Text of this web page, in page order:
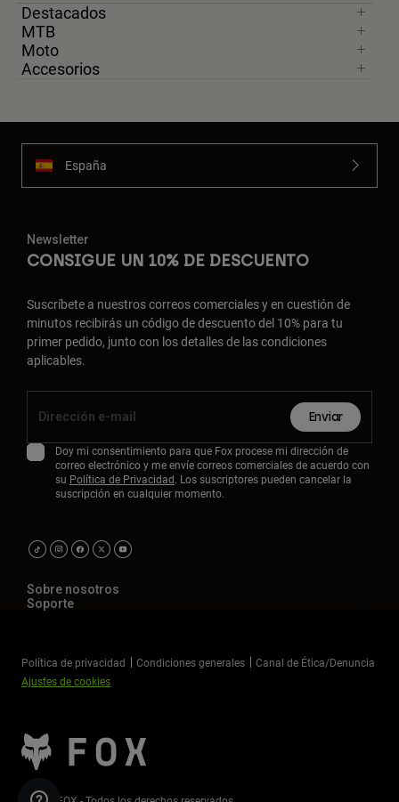
Destacados
MTB
Moto
Accesorios
España
Newsletter
CONSIGUE UN 10% DE DESCUENTO
Suscríbete a nuestros correos comerciales y en cuestión de
minutos recibirás un código de descuento del 10% para tu
primer pedido, junto con los detalles de las condiciones
aplicables.
Enviar
Doy mi consentimiento para que Fox procese mi dirección de
correo electrónico y me envíe correos comerciales de acuerdo con
su Política de Privacidad. Los suscriptores pueden cancelar la
suscripción en cualquier momento.
Sobre nosotros
Soporte
Política de privacidad Condiciones generales
Canal de Ética/Denuncia
Ajustes de cookies